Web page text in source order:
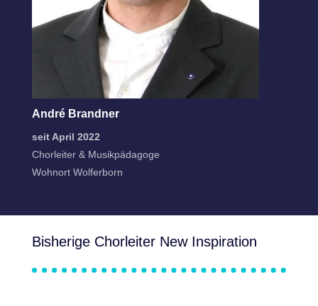
André Brandner
seit April 2022
Chorleiter & Musikpädagoge
Wohnort Wolferborn
Bisherige Chorleiter New Inspiration